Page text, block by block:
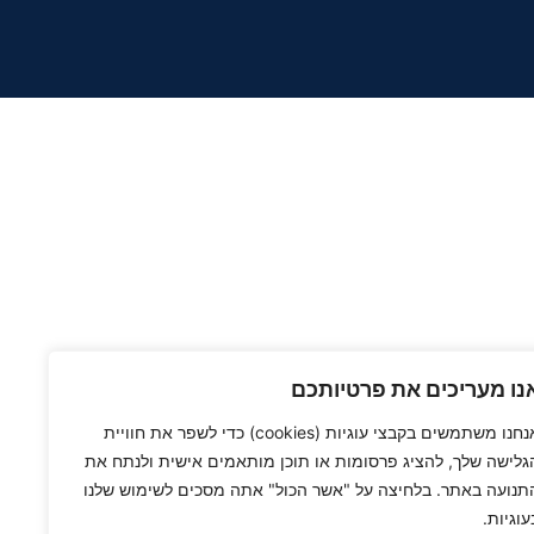
מעריכים את פרטיותכם
אנחנו משתמשים בקבצי עוגיות (cookies) כדי לשפר את חוויית
שלך, להציג פרסומות או תוכן מותאמים אישית ולנתח את
באתר. בלחיצה על "אשר הכול" אתה מסכים לשימוש שלנו